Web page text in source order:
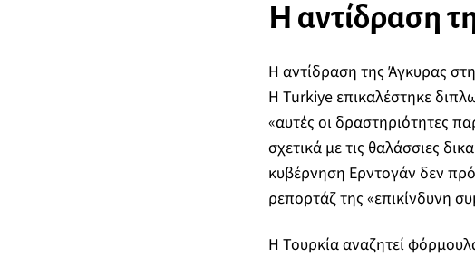
Η αντίδραση
Η αντίδραση της Άγκυρας
Η Turkiye επικαλέστηκε
«αυτές οι δραστηριότητες
σχετικά με τις θαλάσσιες
κυβέρνηση Ερντογάν δεν
ρεπορτάζ της «επικίνδυνη
Η Τουρκία αναζητεί